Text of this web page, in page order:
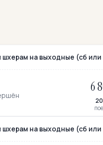
шхерам на выходные (сб или
6
шхерам на выходные (сб или